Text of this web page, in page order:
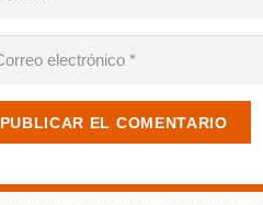
PUBLICAR EL COMENTARIO